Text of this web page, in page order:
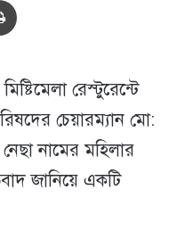
রেস্টুরেন্টে
চেয়ারম্যান মো:
নামের মহিলার
জানিয়ে একটি